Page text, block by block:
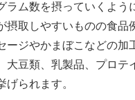
ラム数を摂っていくよう
摂取しやすいものの食品
ージやかまぼこなどの加
大豆類、乳製品、プロテ
げられます。